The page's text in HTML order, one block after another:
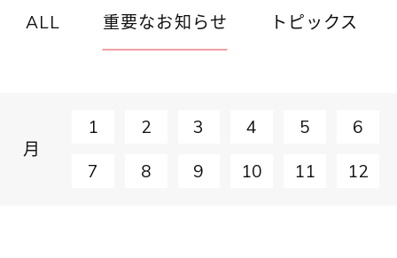
ALL 重要なお知らせ トピックス
月
1 2 3 4 5 6
7 8 9 10 11 12